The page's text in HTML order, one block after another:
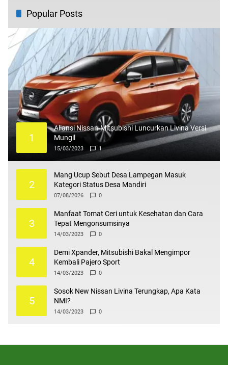
Popular Posts
1
Aliansi Nissan-Mitsubishi Luncurkan Livina Versi
Mungil
15/03/2023 1
2
Mang Ucup Sebut Desa Lampegan Masuk
Kategori Status Desa Mandiri
07/08/2026 0
3
Manfaat Tomat Ceri untuk Kesehatan dan Cara
Tepat Mengonsumsinya
14/03/2023 0
4
Demi Xpander, Mitsubishi Bakal Mengimpor
Kembali Pajero Sport
14/03/2023 0
5
Sosok New Nissan Livina Terungkap, Apa Kata
NMI?
14/03/2023 0